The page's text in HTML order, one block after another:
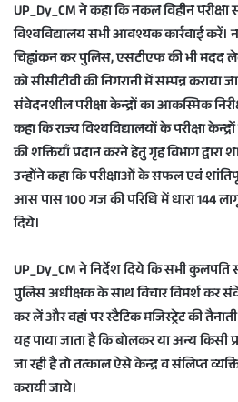
UP_Dy_CM ने कहा कि नकल विहीन परीक्षा
विश्वविद्यालय सभी आवश्यक कार्रवाई
चिह्नांकन कर पुलिस, एसटीएफ की भी मदद
को सीसीटीवी की निगरानी में सम्पन्न
संवेदनशील परीक्षा केन्द्रों का आकस्मिक
कहा कि राज्य विश्वविद्यालयों के परीक्षा
की शक्तियाँ प्रदान करने हेतु गृह विभाग द्वारा
उन्होंने कहा कि परीक्षाओं के सफल एवं
आस पास 100 गज की परिधि में धारा 144
दिये।
UP_Dy_CM ने निर्देश दिये कि सभी
पुलिस अधीक्षक के साथ विचार विमर्श कर
कर लें और वहां पर स्टैटिक मजिस्ट्रेट की
यह पाया जाता है कि बोलकर या अन्य किसी
जा रही है तो तत्काल ऐसे केन्द्र व संलिप्त
करायी जाये।